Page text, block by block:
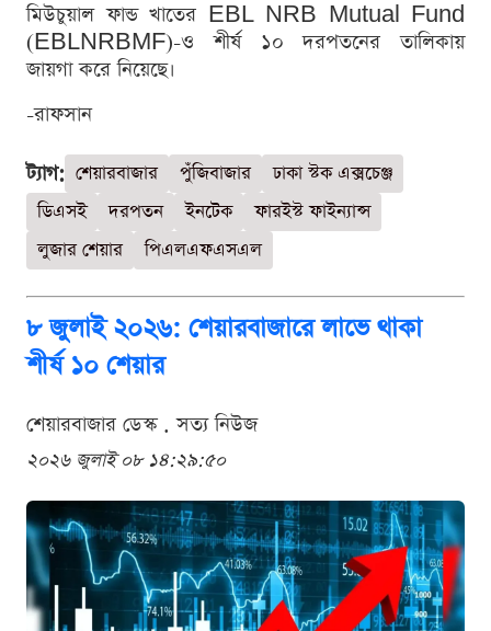
মিউচুয়াল ফান্ড খাতের EBL NRB Mutual Fund
(EBLNRBMF)-ও শীর্ষ ১০ দরপতনের তালিকায়
জায়গা করে নিয়েছে।
-রাফসান
ট্যাগ: শেয়ারবাজার পুঁজিবাজার
ঢাকা স্টক এক্সচেঞ্জ
ডিএসই
দরপতন ইনটেক
ফারইস্ট ফাইন্যান্স
লুজার শেয়ার
পিএলএফএসএল
৮ জুলাই ২০২৬: শেয়ারবাজারে লাভে থাকা
শীর্ষ ১০ শেয়ার
শেয়ারবাজার ডেস্ক . সত্য নিউজ
২০২৬ জুলাই ০৮ ১৪:২৯:৫০